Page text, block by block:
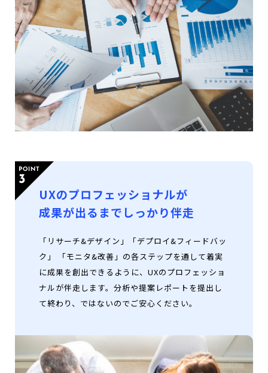
UXのプロフェッショナルが
成果が出るまでしっかり伴走
「リサーチ&デザイン」「デプロイ&フィードバッ
ク」 「モニタ&改善」の各ステップを通して着実
に成果を創出できるように、UXのプロフェッショ
ナルが伴走します。分析や提案レポートを提出し
て終わり、ではないのでご安心ください。